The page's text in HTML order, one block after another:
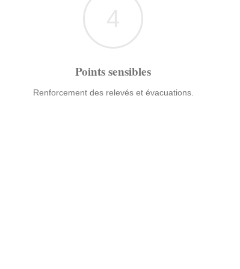
4
Points sensibles
Renforcement des relevés et évacuations.